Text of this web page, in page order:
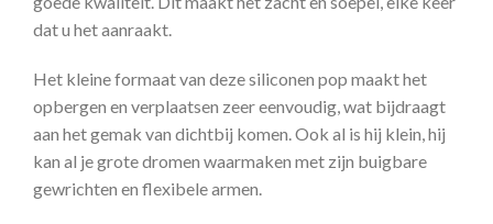
dat u het aanraakt.
Het kleine formaat van deze siliconen pop maakt het
opbergen en verplaatsen zeer eenvoudig, wat bijdraagt
aan het gemak van dichtbij komen. Ook al is hij klein, hij
kan al je grote dromen waarmaken met zijn buigbare
gewrichten en flexibele armen.